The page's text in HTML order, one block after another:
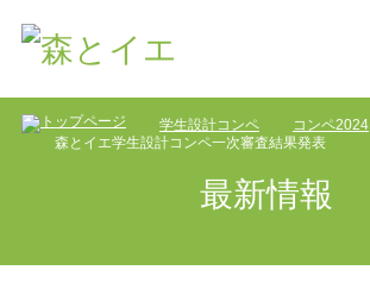
学生設計コンペ
コンペ2024
森とイエ学生設計コンペ一次審査結果発表
最新情報